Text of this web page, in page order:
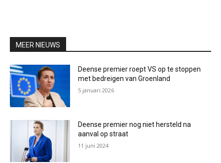
MEER NIEUWS
Deense premier roept VS op te stoppen
met bedreigen van Groenland
5 januari 2026
Deense premier nog niet hersteld na
aanval op straat
11 juni 2024